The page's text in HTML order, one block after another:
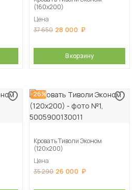
(160х200)
Цена
37 650 28 000
В корзину
-26%
Кровать Тиволи Эконом
(120х200)
Цена
35 290 26 000